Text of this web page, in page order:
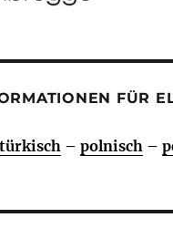
FÜR
türkisch –polnisch –